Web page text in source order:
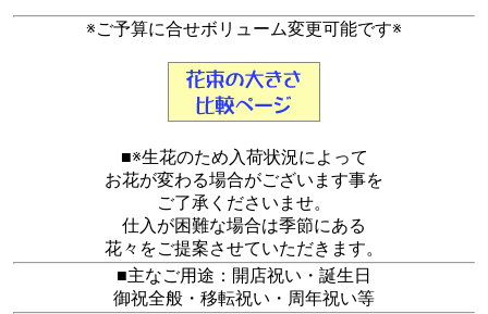
※ご予算に合せボリューム変更可能です※
■※生花のため入荷状況によって
お花が変わる場合がございます事を
ご了承くださいませ。
仕入が困難な場合は季節にある
花々をご提案させていただきます。
■主なご用途：開店祝い・誕生日
御祝全般・移転祝い・周年祝い等